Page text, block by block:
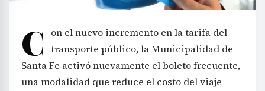
C
on el nuevo incremento en la tarifa del
transporte público, la Municipalidad de
Santa Fe activó nuevamente el boleto frecuente,
una modalidad que reduce el costo del viaje